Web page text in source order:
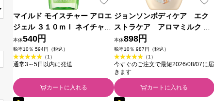
マイルド モイスチャー アロエ
ジェル ３１０ｍｌ ネイチャー
リパブリックジャパン
本体540円
税率10％ 594円（税込）
（1）
通常3～5日以内に発送
カートに入れる
ジョンソンボディケア エク
ストラケア アロマミルク ５
００ｍｌ ＪＮＴＬコンシュー
マーヘルス
本体898円
税率10％ 987円（税込）
（1）
今すぐのご注文で最短2026/08/07に届
きます
カートに入れる